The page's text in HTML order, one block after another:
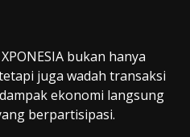
bukan hanya
juga wadah transaksi
ekonomi langsung
berpartisipasi.